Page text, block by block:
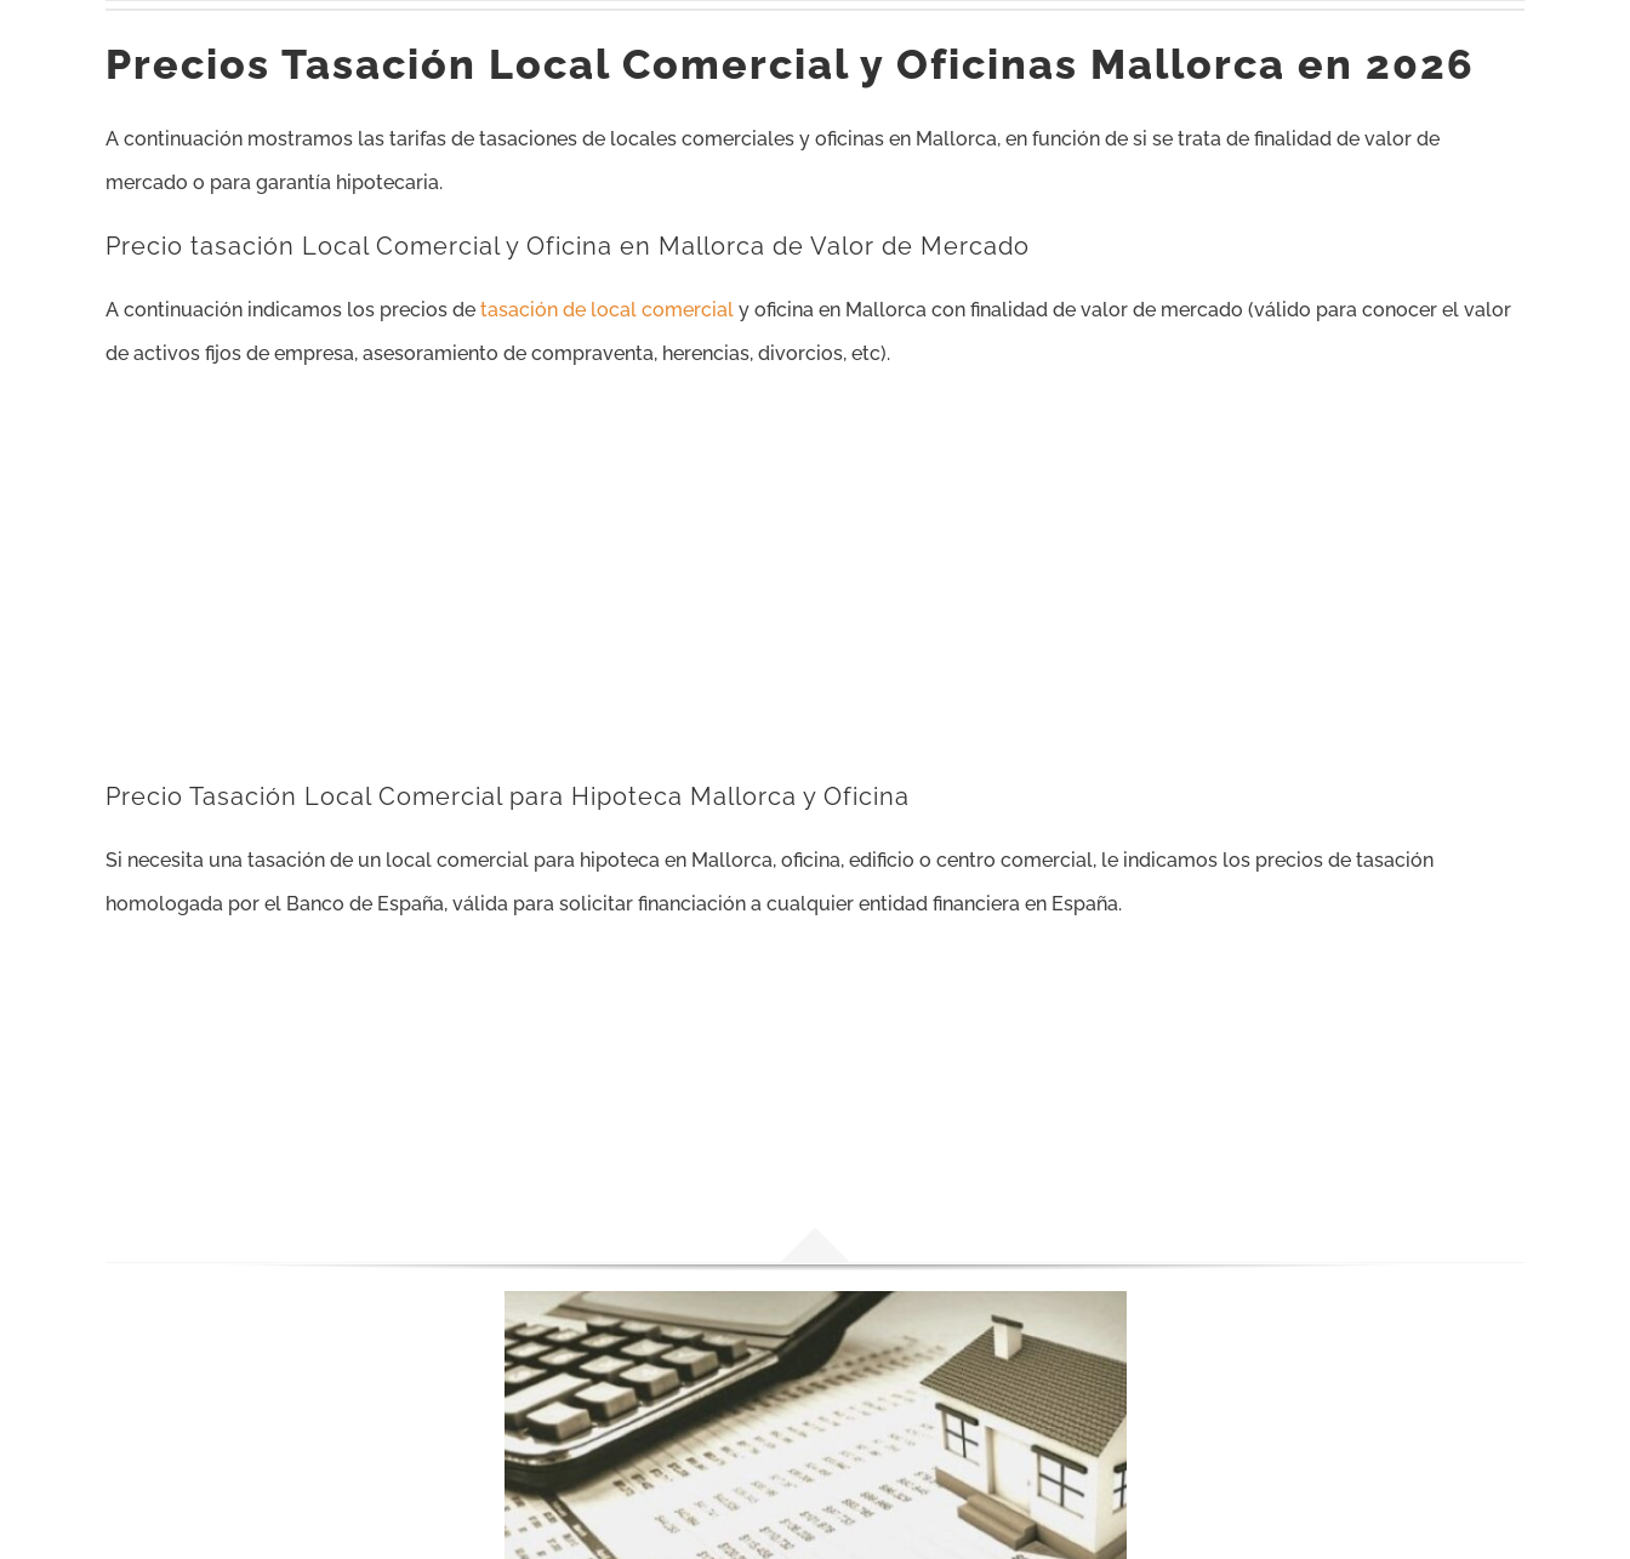
Precios Tasación Local Comercial y Oficinas Mallorca en 2026
A continuación mostramos las tarifas de tasaciones de locales comerciales y oficinas en Mallorca, en función de si se trata de finalidad de valor de
mercado o para garantía hipotecaria.
Precio tasación Local Comercial y Oficina en Mallorca de Valor de Mercado
A continuación indicamos los precios de tasación de local comercial y oficina en Mallorca con finalidad de valor de mercado (válido para conocer el valor
de activos fijos de empresa, asesoramiento de compraventa, herencias, divorcios, etc).
Precio Tasación Local Comercial para Hipoteca Mallorca y Oficina
Si necesita una tasación de un local comercial para hipoteca en Mallorca, oficina, edificio o centro comercial, le indicamos los precios de tasación
homologada por el Banco de España, válida para solicitar financiación a cualquier entidad financiera en España.